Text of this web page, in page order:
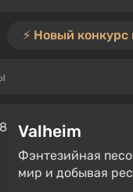
⚡️ Новый конкурс
Valheim
Фэнтезийная
мир и добывая